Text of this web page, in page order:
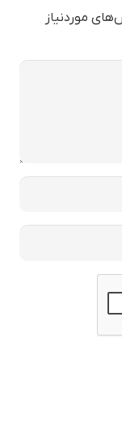
موردنیاز